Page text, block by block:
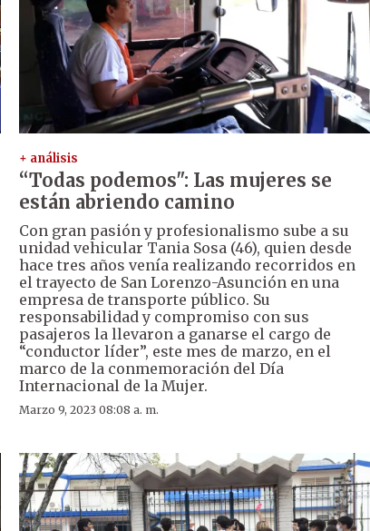
+ análisis
“Todas podemos": Las mujeres se
están abriendo camino
Con gran pasión y profesionalismo sube a su
unidad vehicular Tania Sosa (46), quien desde
hace tres años venía realizando recorridos en
el trayecto de San Lorenzo-Asunción en una
empresa de transporte público. Su
responsabilidad y compromiso con sus
pasajeros la llevaron a ganarse el cargo de
“conductor líder”, este mes de marzo, en el
marco de la conmemoración del Día
Internacional de la Mujer.
Marzo 9, 2023 08:08 a. m.